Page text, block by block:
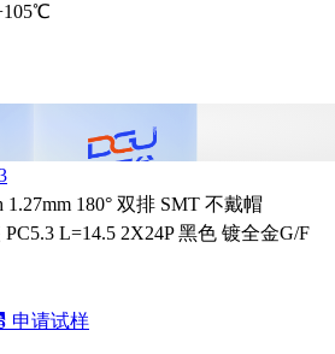
180° 双排 SMT 不戴帽
L=14.5 2X24P 黑色 镀全金G/F
申请试样